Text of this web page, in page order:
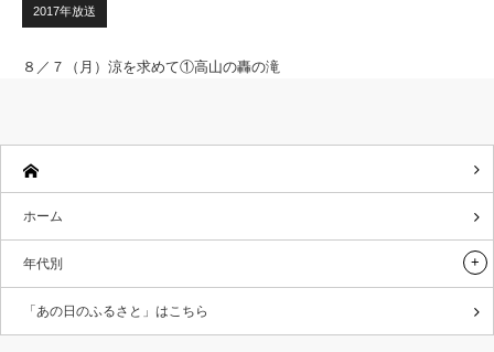
2017年放送
８／７（月）涼を求めて①高山の轟の滝
ホーム
年代別
「あの日のふるさと」はこちら